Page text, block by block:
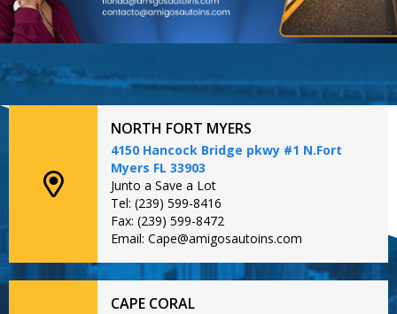
NORTH FORT MYERS
4150 Hancock Bridge pkwy #1 N.Fort
Myers FL 33903
Junto a Save a Lot
Tel: (239) 599-8416
Fax: (239) 599-8472
Email: Cape@amigosautoins.com
CAPE CORAL